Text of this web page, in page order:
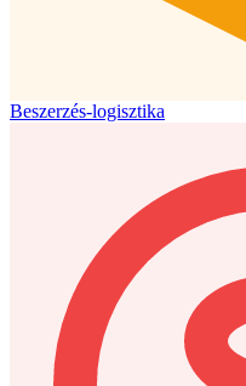
Beszerzés-logisztika